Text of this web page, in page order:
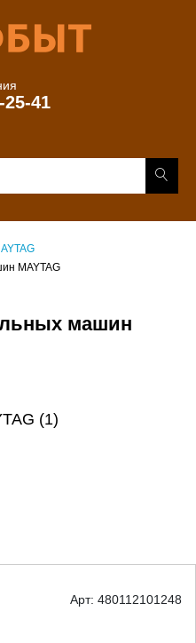
25-41
MAYTAG
машин
(1)
Арт: 480112101248